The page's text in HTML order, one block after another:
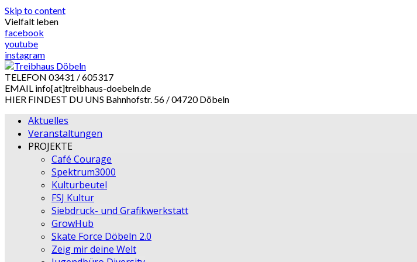
Skip to content
Vielfalt leben
facebook
youtube
instagram
TELEFON 03431 / 605317
EMAIL info[at]treibhaus-doebeln.de
HIER FINDEST DU UNS Bahnhofstr. 56 / 04720 Döbeln
Aktuelles
Veranstaltungen
PROJEKTE
Café Courage
Spektrum3000
Kulturbeutel
FSJ Kultur
Siebdruck- und Grafikwerkstatt
GrowHub
Skate Force Döbeln 2.0
Zeig mir deine Welt